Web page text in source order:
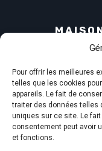
Pour offrir les meilleures
telles que les cookies
appareils. Le fait de
traiter des données telles
uniques sur ce site. Le
consentement peut avoir
et fonctions.